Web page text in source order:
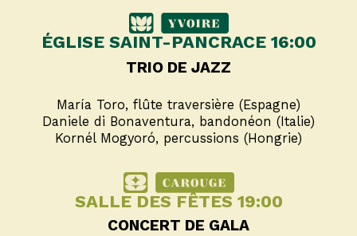
ÉGLISE SAINT-PANCRACE 16:00
TRIO DE JAZZ
María Toro, flûte traversière (Espagne)
Daniele di Bonaventura, bandonéon (Italie)
Kornél Mogyoró, percussions (Hongrie)
SALLE DES FÊTES 19:00
CONCERT DE GALA